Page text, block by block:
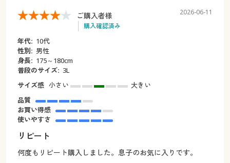
ご購入者様
購入確認済み
2026-06-11
年代: 10代
性別: 男性
身長: 175～180cm
普段のサイズ: 3L
サイズ感 小さい
大きい
品質
お買い得感
使いやすさ
リピート
何度もリピート購入しました。息子のお気に入りです。